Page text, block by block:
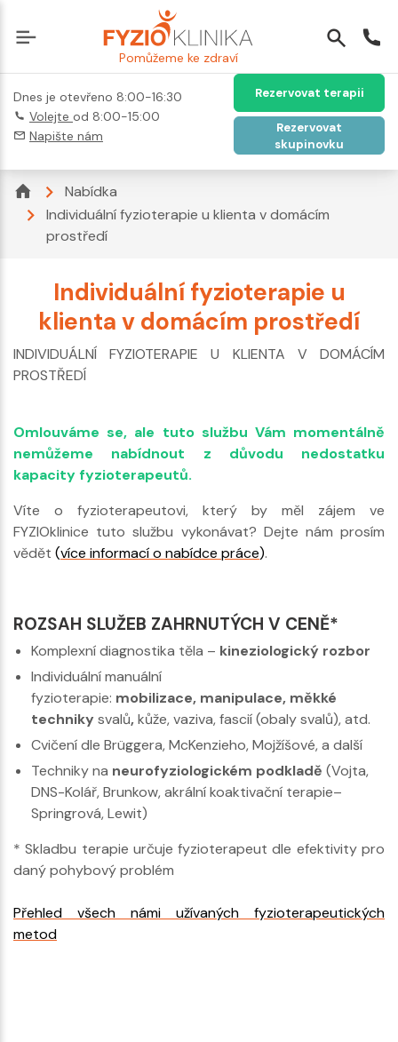
Pomůžeme ke zdraví
Dnes je otevřeno 8:00-16:30
Volejte od 8:00-15:00
Napište nám
Rezervovat terapii
Rezervovat
skupinovku
Nabídka
Individuální fyzioterapie u klienta v domácím
prostředí
Individuální fyzioterapie u
klienta v domácím prostředí
INDIVIDUÁLNÍ FYZIOTERAPIE U KLIENTA V DOMÁCÍM
PROSTŘEDÍ
Omlouváme se, ale tuto službu Vám momentálně
nemůžeme nabídnout z důvodu nedostatku
kapacity fyzioterapeutů.
Víte o fyzioterapeutovi, který by měl zájem ve
FYZIOklinice tuto službu vykonávat? Dejte nám prosím
vědět (více informací o nabídce práce).
ROZSAH SLUŽEB ZAHRNUTÝCH V CENĚ*
Komplexní diagnostika těla – kineziologický rozbor
Individuální manuální
fyzioterapie: mobilizace, manipulace, měkké
techniky svalů,kůže, vaziva, fascií (obaly svalů), atd.
Cvičení dle Brüggera, McKenzieho, Mojžíšové, a další
Techniky na neurofyziologickém podkladě (Vojta,
DNS-Kolář, Brunkow, akrální koaktivační terapie–
Springrová, Lewit)
* Skladbu terapie určuje fyzioterapeut dle efektivity pro
daný pohybový problém
Přehled všech námi užívaných fyzioterapeutických
metod